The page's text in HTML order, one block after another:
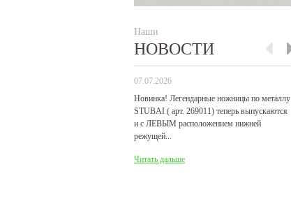
Наши
НОВОСТИ
07.07.2026
Новинка! Легендарные ножницы по металлу
STUBAI ( арт. 269011) теперь выпускаются
и с ЛЕВЫМ расположением нижней
режущей...
Читать дальше